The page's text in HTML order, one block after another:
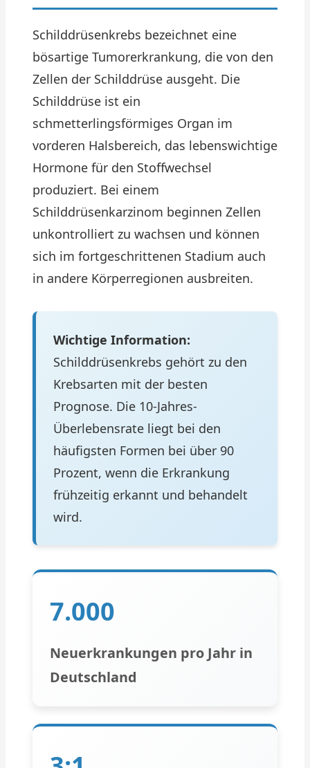
Schilddrüsenkrebs bezeichnet eine
bösartige Tumorerkrankung, die von den
Zellen der Schilddrüse ausgeht. Die
Schilddrüse ist ein
schmetterlingsförmiges Organ im
vorderen Halsbereich, das lebenswichtige
Hormone für den Stoffwechsel
produziert. Bei einem
Schilddrüsenkarzinom beginnen Zellen
unkontrolliert zu wachsen und können
sich im fortgeschrittenen Stadium auch
in andere Körperregionen ausbreiten.
Wichtige Information:
Schilddrüsenkrebs gehört zu den
Krebsarten mit der besten
Prognose. Die 10-Jahres-
Überlebensrate liegt bei den
häufigsten Formen bei über 90
Prozent, wenn die Erkrankung
frühzeitig erkannt und behandelt
wird.
7.000
Neuerkrankungen pro Jahr in
Deutschland